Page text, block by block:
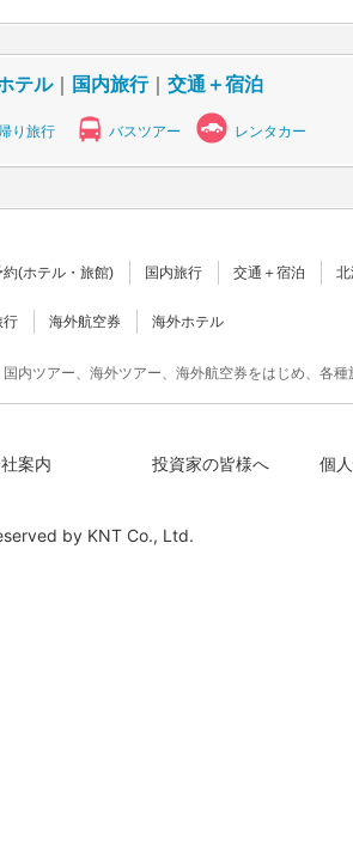
テル｜ 国内旅行｜ 交通＋宿泊
り旅行 バスツアー レンタカー
約(ホテル・旅館) 国内旅行 交通＋宿泊
行 海外航空券 海外ホテル
内ツアー、海外ツアー、海外航空券をはじめ、各
案内 投資家の皆様へ 個
by KNT Co., Ltd.